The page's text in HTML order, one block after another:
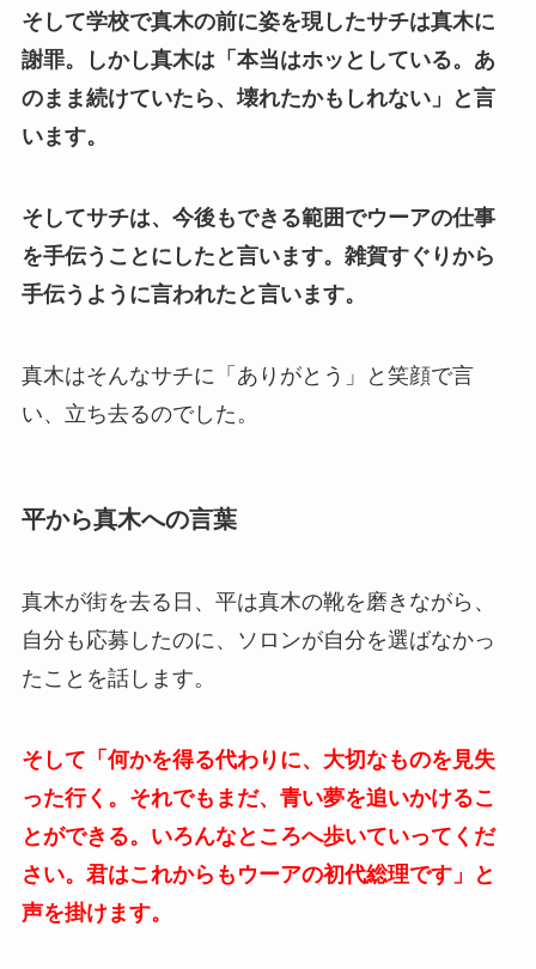
そして学校で真木の前に姿を現したサチは真木に
謝罪。しかし真木は「本当はホッとしている。あ
のまま続けていたら、壊れたかもしれない」と言
います。
そしてサチは、今後もできる範囲でウーアの仕事
を手伝うことにしたと言います。雑賀すぐりから
手伝うように言われたと言います。
真木はそんなサチに「ありがとう」と笑顔で言
い、立ち去るのでした。
平から真木への言葉
真木が街を去る日、平は真木の靴を磨きながら、
自分も応募したのに、ソロンが自分を選ばなかっ
たことを話します。
そして「何かを得る代わりに、大切なものを見失
った行く。それでもまだ、青い夢を追いかけるこ
とができる。いろんなところへ歩いていってくだ
さい。君はこれからもウーアの初代総理です」と
声を掛けます。